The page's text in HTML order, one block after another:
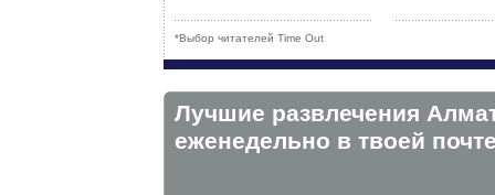
*Выбор читателей Time Out
Лучшие развлечения
eженедельно в твоей